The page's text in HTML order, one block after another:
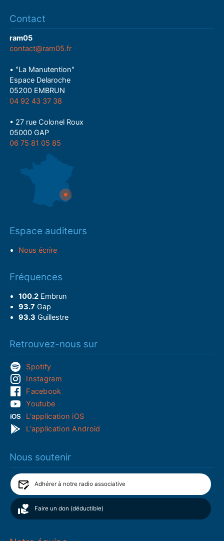
Contact
ram05
contact@ram05.fr
• "La Manutention"
Espace Delaroche
05200 EMBRUN
04 92 43 37 38
• 27 rue Colonel Roux
05000 GAP
06 75 81 05 85
Espace auditeurs
Nous écrire
Fréquences
100.2Embrun
93.7 Gap
93.3 Guillestre
Retrouvez-nous sur
Spotify
Instagram
Facebook
Youtube
L'application iOS
L'application Android
Nous soutenir
Adhérer à notre radio associative
Faire un don (déductible)